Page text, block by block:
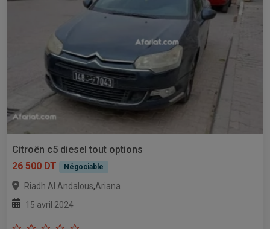
Citroën c5 diesel tout options
26 500 DT
Négociable
Riadh Al Andalous,Ariana
15 avril 2024